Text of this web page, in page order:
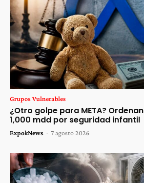
Grupos Vulnerables
¿Otro golpe para META?
1,000 mdd por seguridad infantil
ExpokNews - 7 agosto 2026